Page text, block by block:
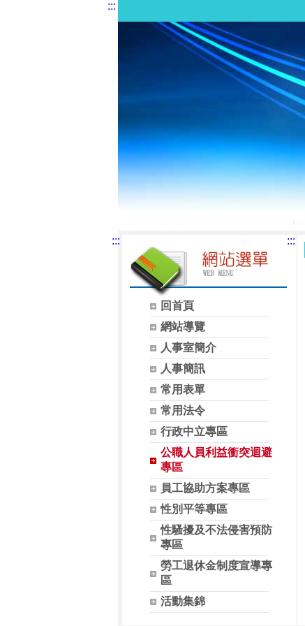
:::
:::
回首頁
網站導覽
人事室簡介
人事簡訊
常用表單
常用法令
行政中立專區
公職人員利益衝突迴避
專區
員工協助方案專區
性別平等專區
性騷擾及不法侵害預防
專區
勞工退休金制度宣導專
區
活動集錦
:::